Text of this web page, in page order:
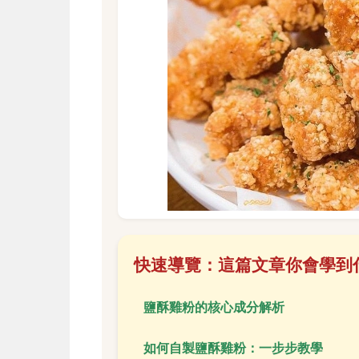
快速導覽：這篇文章你會學到
鹽酥雞粉的核心成分解析
如何自製鹽酥雞粉：一步步教學